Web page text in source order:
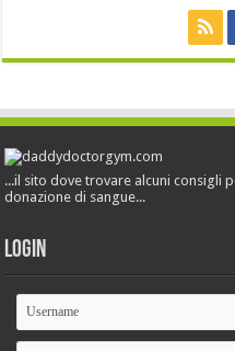
...il sito dove trovare alcuni consigli
donazione di sangue...
Login